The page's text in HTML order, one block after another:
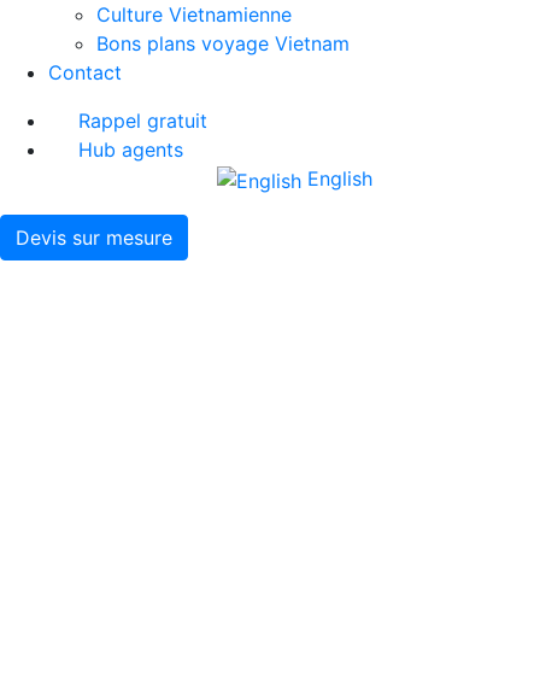
Culture Vietnamienne
Bons plans voyage Vietnam
Contact
Rappel gratuit
Hub agents
English
Devis sur mesure